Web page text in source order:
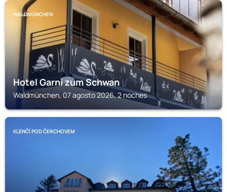
WALDMÜNCHEN
Hotel Garni zum Schwan
Waldmünchen, 07 agosto 2026, 2 noches
KLENČÍ POD ČERCHOVEM